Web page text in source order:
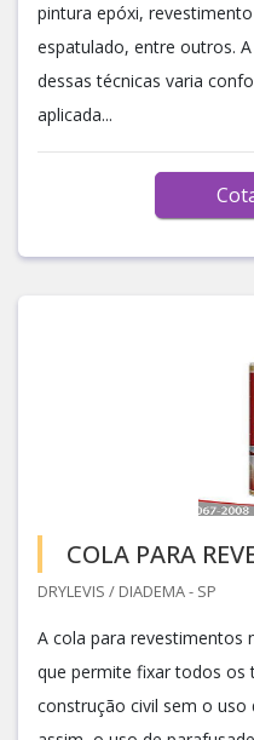
pintura epóxi,
espatulado, entre outros.
dessas técnicas varia
aplicada...
COLA PARA
DRYLEVIS / DIADEMA - SP
A cola para revestimentos
que permite fixar todos os
construção civil sem o